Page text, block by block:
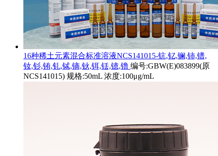
16种稀土元素混合标准溶液NCS141015-钪,钇,镧,铈,镨,
钕,钐,铕,钆,铽,镝,钬,铒,铥,镱,镥 编号:GBW(E)083899(原
NCS141015) 规格:50mL 浓度:100μg/mL